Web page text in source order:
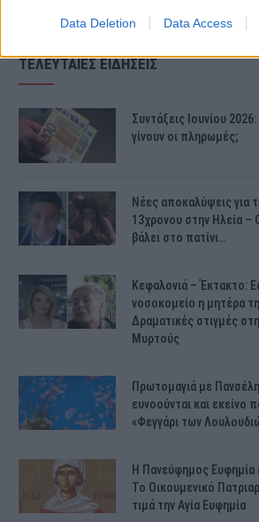
Data Deletion Data Access
ΤΕΛΕΥΤΑΙΕΣ ΕΙΔΗΣΕΙΣ
Συντάξεις Ιουνίου
γίνουν οι πληρωμές;
Νέες αποκαλύψεις για
13χρονου στην Ηλεία –
βάλει στο πατίνι…
Κεφαλονιά – Έκτακτο:
νοσοκομείο η μητέρα
Δραματικές στιγμές
Μυρτούς
Πρωτομαγιά με
ευνοούνται και εκείνο
«Φεγγάρι των
H Πανεύφημος Ευφημία
Το Οικουμενικό
τιμά την Αγία Ευφημία